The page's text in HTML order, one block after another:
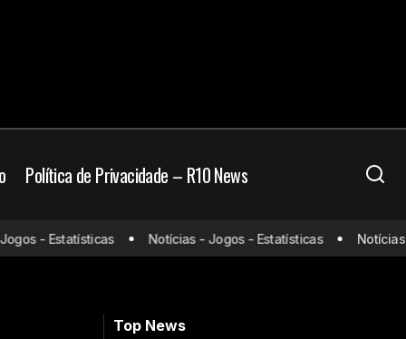
Política de Privacidade – R10 News
onde assistir e
Flamengo x Atlético-MG: onde assistir
e prováveis escalações
- Estatísticas Notícias - Jogos - Estatísticas Notícias -
Top News